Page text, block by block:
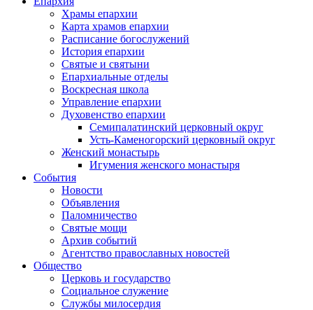
Храмы епархии
Карта храмов епархии
Расписание богослужений
История епархии
Святые и святыни
Епархиальные отделы
Воскресная школа
Управление епархии
Духовенство епархии
Семипалатинский церковный округ
Усть-Каменогорский церковный округ
Женский монастырь
Игумения женского монастыря
События
Новости
Объявления
Паломничество
Святые мощи
Архив событий
Агентство православных новостей
Общество
Церковь и государство
Социальное служение
Службы милосердия